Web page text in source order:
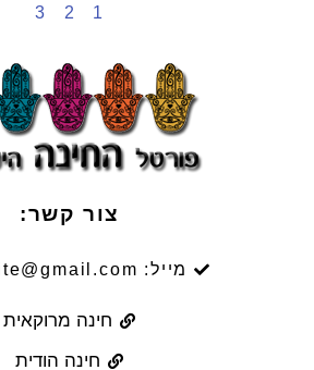
1
2
3
צור קשר:
מייל: heanasite@gmail.com
חינה מרוקאית
חינה הודית